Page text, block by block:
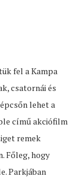
fel a Kampa
csatornái és
lehet a
című akciófilm
remek
Főleg, hogy
Parkjában